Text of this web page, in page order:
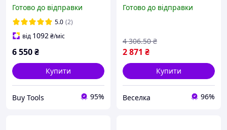
Готово до відправки
5.0 (2)
від 1092₴/міс
6 550₴
Купити
Buy Tools 95%
швидкості та швидкою
Готово до відправки
2 871 ₴
4 306.50 ₴
Купити
Веселка 96%